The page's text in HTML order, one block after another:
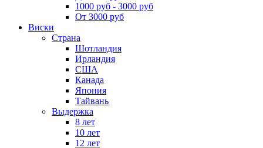
1000 руб - 3000 руб
От 3000 руб
Виски
Страна
Шотландия
Ирландия
США
Канада
Япония
Тайвань
Выдержка
8 лет
10 лет
12 лет